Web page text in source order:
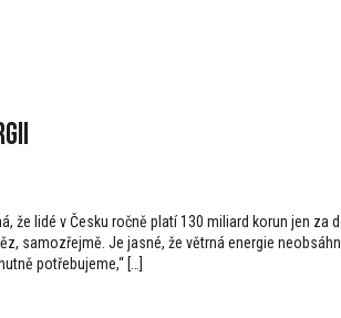
že lidé v Česku ročně platí 130 miliard korun jen
samozřejmě. Je jasné, že větrná energie
potřebujeme,“ […]